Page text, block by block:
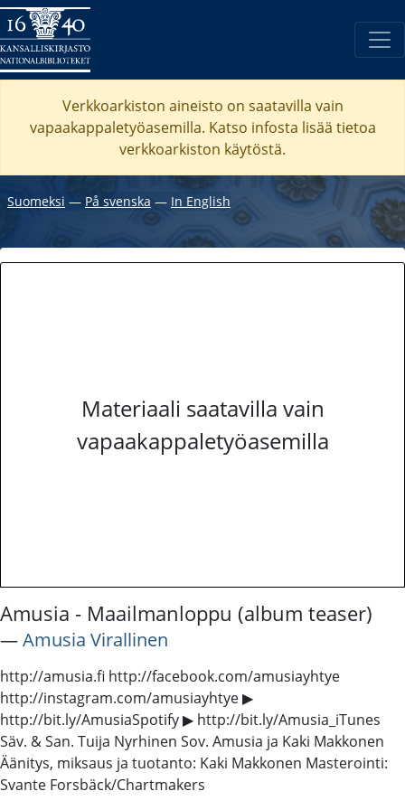
Verkkoarkiston aineisto on saatavilla vain
vapaakappaletyöasemilla. Katso infosta lisää tietoa
verkkoarkiston käytöstä.
Suomeksi ― På svenska ― In English
Materiaali saatavilla vain
vapaakappaletyöasemilla
Amusia - Maailmanloppu (album teaser)
―Amusia Virallinen
http://amusia.fi http://facebook.com/amusiayhtye
http://instagram.com/amusiayhtye ▶
http://bit.ly/AmusiaSpotify ▶ http://bit.ly/Amusia_iTunes
Säv. & San. Tuija Nyrhinen Sov. Amusia ja Kaki Makkonen
Äänitys, miksaus ja tuotanto: Kaki Makkonen Masterointi:
Svante Forsbäck/Chartmakers